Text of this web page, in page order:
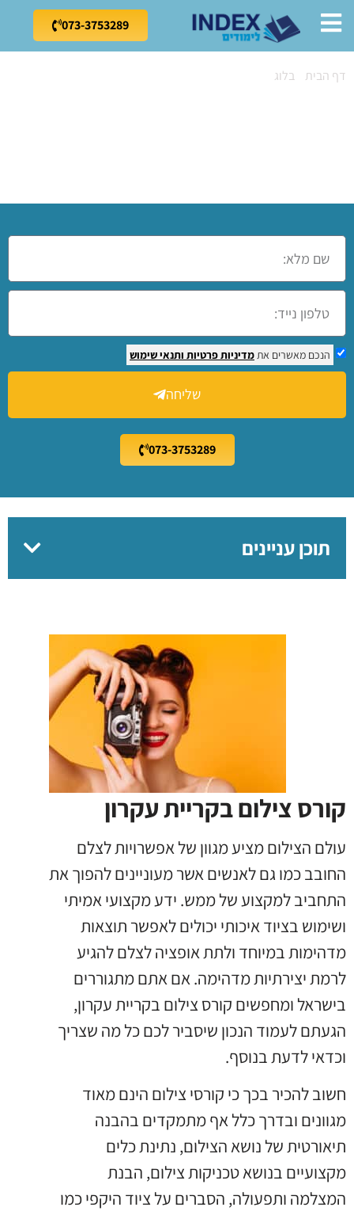
073-3753289
דף הבית בלוג
הנכם מאשרים אתמדיניות פרטיות ותנאי שימוש
שליחה
073-3753289
תוכן עניינים
קורס צילום בקריית עקרון
עולם הצילום מציע מגוון של אפשרויות לצלם
החובב כמו גם לאנשים אשר מעוניינים להפוך את
התחביב למקצוע של ממש. ידע מקצועי אמיתי
ושימוש בציוד איכותי יכולים לאפשר תוצאות
מדהימות במיוחד ולתת אופציה לצלם להגיע
לרמת יצירתיות מדהימה. אם אתם מתגוררים
בישראל ומחפשים קורס צילום בקריית עקרון,
הגעתם לעמוד הנכון שיסביר לכם כל מה שצריך
וכדאי לדעת בנוסף.
חשוב להכיר בכך כי קורסי צילום הינם מאוד
מגוונים ובדרך כלל אף מתמקדים בהבנה
תיאורטית של נושא הצילום, נתינת כלים
מקצועיים בנושא טכניקות צילום, הבנת
המצלמה ותפעולה, הסברים על ציוד היקפי כמו